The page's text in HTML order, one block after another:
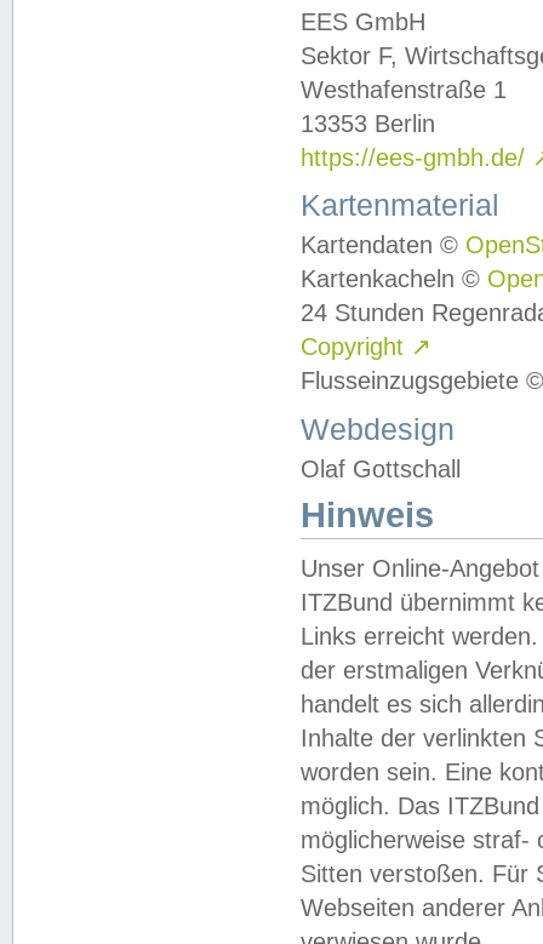
EES GmbH
Sektor F,
Westhafenstraße 1
13353 Berlin
https://ees-gmbh.de/
Kartenmaterial
Kartendaten ©
Kartenkacheln ©
24 Stunden
Copyright ↗
Flusseinzugsgebiete
Webdesign
Olaf Gottschall
Hinweis
Unser Online-
ITZBund übernimmt
Links erreicht
der erstmaligen
handelt es sich
Inhalte der verlinkten
worden sein. Eine
möglich. Das
möglicherweise straf-
Sitten verstoßen. Für
Webseiten anderer